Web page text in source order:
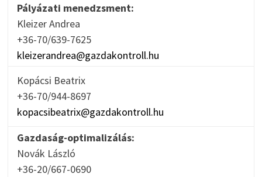
Pályázati menedzsment:
Kleizer Andrea
+36-70/639-7625
kleizerandrea@gazdakontroll.hu
Kopácsi Beatrix
+36-70/944-8697
kopacsibeatrix@gazdakontroll.hu
Gazdaság-optimalizálás:
Novák László
+36-20/667-0690